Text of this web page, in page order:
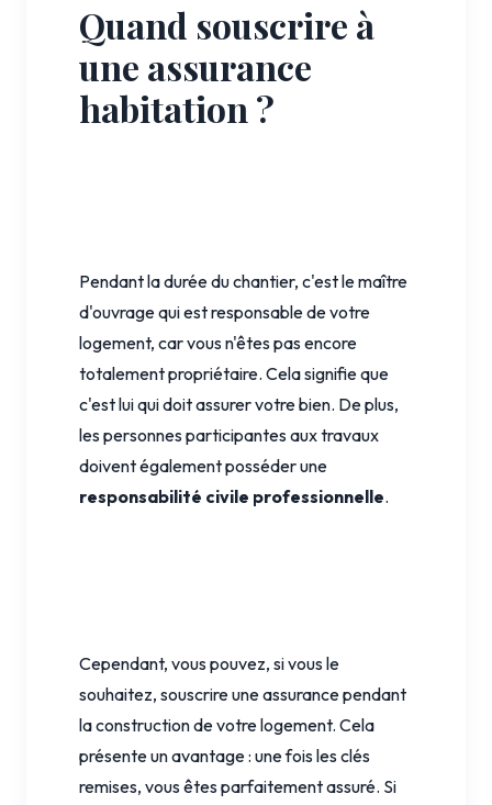
Quand souscrire à
une assurance
habitation ?
Pendant la durée du chantier, c'est le maître
d'ouvrage qui est responsable de votre
logement, car vous n'êtes pas encore
totalement propriétaire. Cela signifie que
c'est lui qui doit assurer votre bien. De plus,
les personnes participantes aux travaux
doivent également posséder une
responsabilité civile professionnelle.
Cependant, vous pouvez, si vous le
souhaitez, souscrire une assurance pendant
la construction de votre logement. Cela
présente un avantage : une fois les clés
remises, vous êtes parfaitement assuré. Si